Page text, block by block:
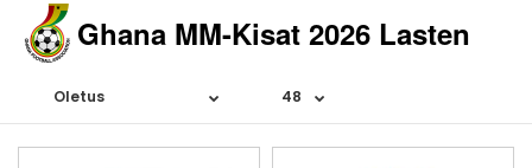
Ghana MM-Kisat 2026 Lasten